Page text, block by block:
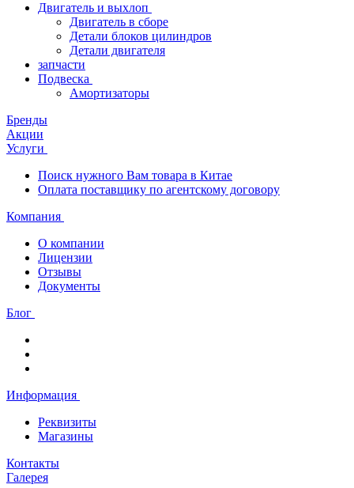
Двигатель и выхлоп
Двигатель в сборе
Детали блоков цилиндров
Детали двигателя
запчасти
Подвеска
Амортизаторы
Бренды
Акции
Услуги
Поиск нужного Вам товара в Китае
Оплата поставщику по агентскому договору
Компания
О компании
Лицензии
Отзывы
Документы
Блог
Информация
Реквизиты
Магазины
Контакты
Галерея